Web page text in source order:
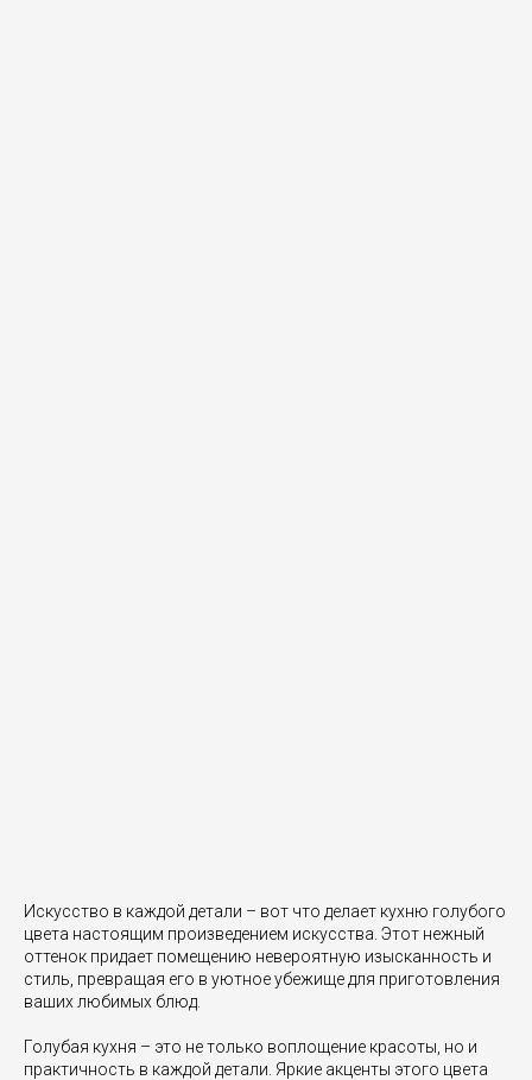
Искусство в каждой детали – вот что делает кухню голубого
цвета настоящим произведением искусства. Этот нежный
оттенок придает помещению невероятную изысканность и
стиль, превращая его в уютное убежище для приготовления
ваших любимых блюд.
Голубая кухня – это не только воплощение красоты, но и
практичность в каждой детали. Яркие акценты этого цвета